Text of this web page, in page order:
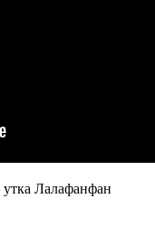
Лалафанфан